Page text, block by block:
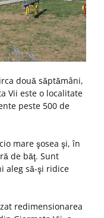
două săptămâni,
Vii este o localitate
peste 500 de
mare şosea şi, în
de băţ. Sunt
aleg să-şi ridice
redimensionarea